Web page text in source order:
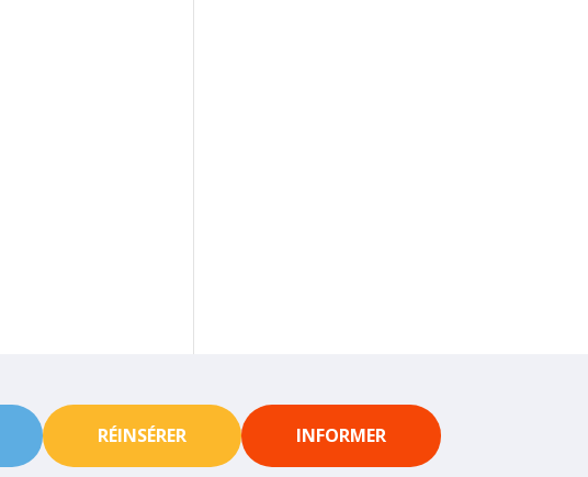
RÉINSÉRER INFORMER